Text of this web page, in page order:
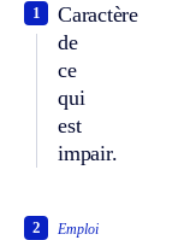
Caractère
de
ce
qui
est
impair.
1
Emploi
2